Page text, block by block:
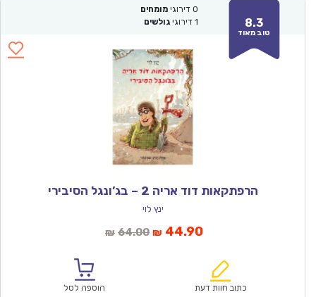
8.3
טוב מאוד
0 דירוגי מומחים
1 דירוגי גולשים
הרפתקאות דוד אריה 2 – בג’ונגל הסיבירי
ינץ לוי
₪ 64.00המחיר
₪64.00.
₪ 44.90המחיר
הוא:
כתוב חוות דעת הוספה לסל